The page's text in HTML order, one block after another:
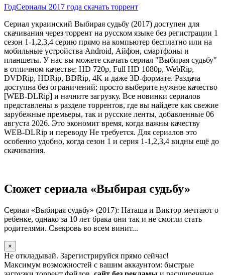
ГодСериалы 2017 года скачать торрент
Сериал украинский Выбирая судьбу (2017) доступен для
скачивания через торрент на русском языке без регистрации 1
сезон 1-1,2,3,4 серию прямо на компьютер бесплатно или на
мобильные устройства Android, Айфон, смартфоны и
планшеты. У нас вы можете скачать сериал "Выбирая судьбу"
в отличном качестве: HD 720p, Full HD 1080p, WebRip,
DVDRip, HDRip, BDRip, 4K и даже 3D-формате. Раздача
доступна без ограничений: просто выберите нужное качество
[WEB-DLRip] и начните загрузку. Все новинки сериалов
представлены в разделе торрентов, где вы найдете как свежие
зарубежные премьеры, так и русские ленты, добавленные 06
августа 2026. Это экономит время, когда важны качеству
WEB-DLRip и переводу Не требуется. Для сериалов это
особенно удобно, когда сезон 1 и серия 1-1,2,3,4 видны ещё до
скачивания.
Сюжет сериала «Выбирая судьбу»
Сериал «Выбирая судьбу» (2017): Наташа и Виктор мечтают о
ребенке, однако за 10 лет брака они так и не смогли стать
родителями. Свекровь во всем винит...
×
Не откладывай. Зарегистрируйся прямо сейчас!
Максимум возможностей с вашим аккаунтом: быстрые